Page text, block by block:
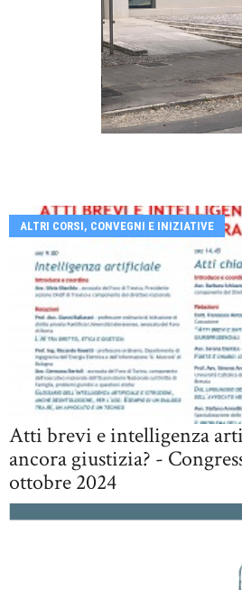
ALTRI CORSI, CONVEGNI E INIZIATIVE
Atti brevi e intelligenza
ancora giustizia? -
ottobre 2024